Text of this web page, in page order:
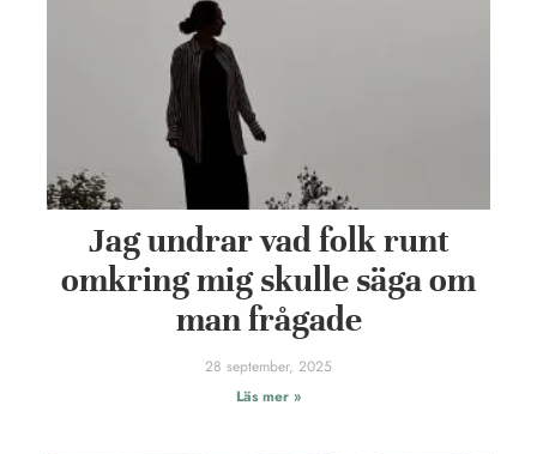
Jag undrar vad folk runt
omkring mig skulle säga om
man frågade
28 september, 2025
Läs mer »